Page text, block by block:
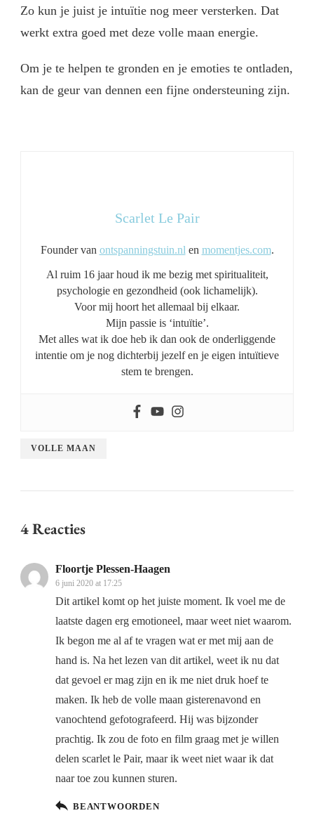
Zo kun je juist je intuïtie nog meer versterken. Dat
werkt extra goed met deze volle maan energie.
Om je te helpen te gronden en je emoties te ontladen,
kan de geur van dennen een fijne ondersteuning zijn.
Scarlet Le Pair
Founder van ontspanningstuin.nl en momentjes.com.
Al ruim 16 jaar houd ik me bezig met spiritualiteit,
psychologie en gezondheid (ook lichamelijk).
Voor mij hoort het allemaal bij elkaar.
Mijn passie is ‘intuïtie’.
Met alles wat ik doe heb ik dan ook de onderliggende
intentie om je nog dichterbij jezelf en je eigen intuïtieve
stem te brengen.
VOLLE MAAN
4 Reacties
Floortje Plessen-Haagen
6 juni 2020 at 17:25
Dit artikel komt op het juiste moment. Ik voel me de
laatste dagen erg emotioneel, maar weet niet waarom.
Ik begon me al af te vragen wat er met mij aan de
hand is. Na het lezen van dit artikel, weet ik nu dat
dat gevoel er mag zijn en ik me niet druk hoef te
maken. Ik heb de volle maan gisterenavond en
vanochtend gefotografeerd. Hij was bijzonder
prachtig. Ik zou de foto en film graag met je willen
delen scarlet le Pair, maar ik weet niet waar ik dat
naar toe zou kunnen sturen.
BEANTWOORDEN